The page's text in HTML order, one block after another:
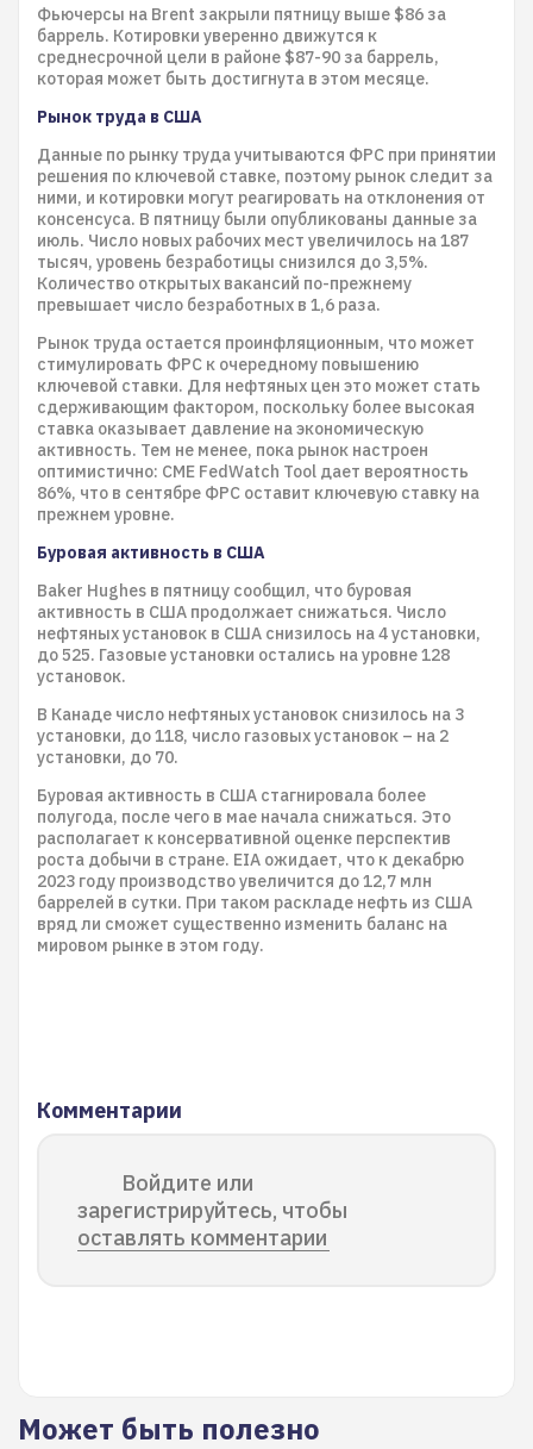
Фьючерсы на Brent закрыли пятницу выше $86 за
баррель. Котировки уверенно движутся к
среднесрочной цели в районе $87-90 за баррель,
которая может быть достигнута в этом месяце.
Рынок труда в США
Данные по рынку труда учитываются ФРС при принятии
решения по ключевой ставке, поэтому рынок следит за
ними, и котировки могут реагировать на отклонения от
консенсуса. В пятницу были опубликованы данные за
июль. Число новых рабочих мест увеличилось на 187
тысяч, уровень безработицы снизился до 3,5%.
Количество открытых вакансий по-прежнему
превышает число безработных в 1,6 раза.
Рынок труда остается проинфляционным, что может
стимулировать ФРС к очередному повышению
ключевой ставки. Для нефтяных цен это может стать
сдерживающим фактором, поскольку более высокая
ставка оказывает давление на экономическую
активность. Тем не менее, пока рынок настроен
оптимистично: CME FedWatch Tool дает вероятность
86%, что в сентябре ФРС оставит ключевую ставку на
прежнем уровне.
Буровая активность в США
Baker Hughes в пятницу сообщил, что буровая
активность в США продолжает снижаться. Число
нефтяных установок в США снизилось на 4 установки,
до 525. Газовые установки остались на уровне 128
установок.
В Канаде число нефтяных установок снизилось на 3
установки, до 118, число газовых установок – на 2
установки, до 70.
Буровая активность в США стагнировала более
полугода, после чего в мае начала снижаться. Это
располагает к консервативной оценке перспектив
роста добычи в стране. EIA ожидает, что к декабрю
2023 году производство увеличится до 12,7 млн
баррелей в сутки. При таком раскладе нефть из США
вряд ли сможет существенно изменить баланс на
мировом рынке в этом году.
Комментарии
Войдите или
зарегистрируйтесь, чтобы
оставлять комментарии
Может быть полезно